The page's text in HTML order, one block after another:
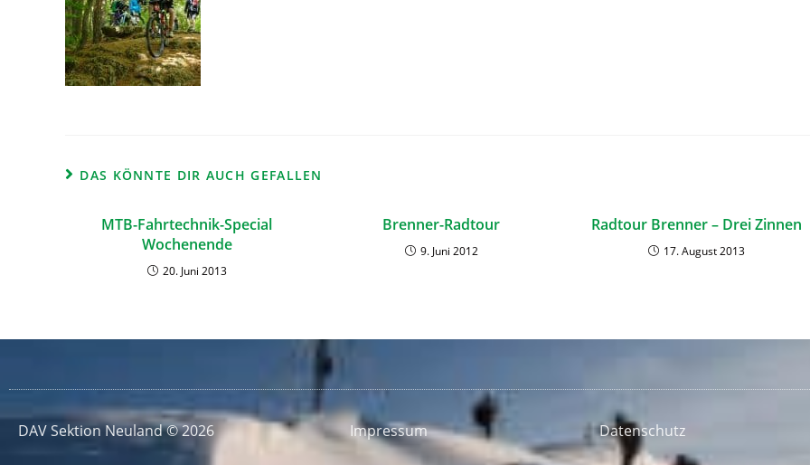
DAS KÖNNTE DIR AUCH GEFALLEN
MTB-Fahrtechnik-Special
Wochenende
20. Juni 2013
Brenner-Radtour
9. Juni 2012
Radtour Brenner – Drei Zinnen
17. August 2013
DAV Sektion Neuland © 2026 Impressum Datenschutz